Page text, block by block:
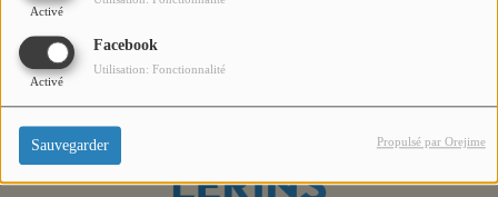
Activé
Facebook
Activé
Utilisation: Fonctionnalité
Sauvegarder Propulsé par Orejime
Contactez-nous